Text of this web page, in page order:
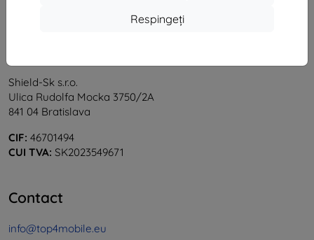
Respingeți
Shield-Sk s.r.o.
Ulica Rudolfa Mocka 3750/2A
841 04 Bratislava
CIF: 46701494
CUI TVA: SK2023549671
Contact
info@top4mobile.eu